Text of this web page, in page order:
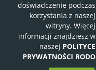
doświadczenie podczas
korzystania z naszej
witryny. Więcej
informacji znajdziesz w
naszej POLITYCE
PRYWATNOŚCI RODO